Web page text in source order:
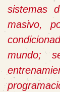
sistemas
masivo,
mundo;